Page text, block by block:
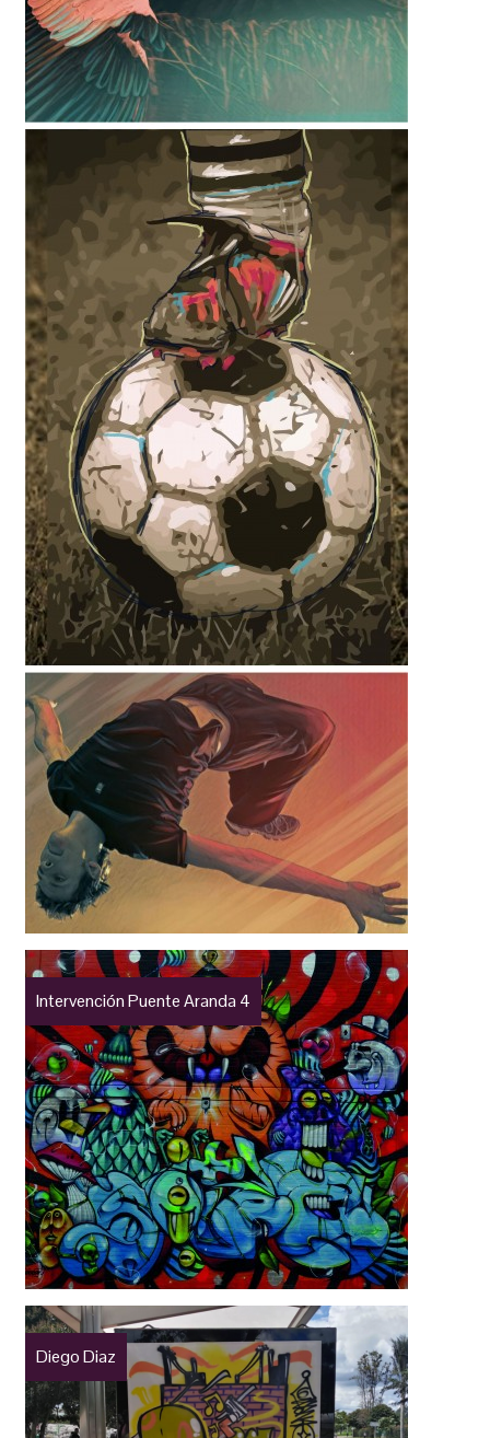
Intervención Puente Aranda 4
Diego Diaz